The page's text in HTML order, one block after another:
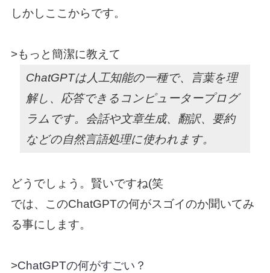
しかしここからです。
>もっと簡潔に教えて
ChatGPTは人工知能の一種で、言葉を理
解し、応答できるコンピュータープログ
ラムです。会話や文章生成、翻訳、要約
などの自然言語処理に使われます。
どうでしょう。賢いですね(笑
では、このChatGPTの何がスゴイのか聞いてみ
る事にします。
>ChatGPTの何がすごい？